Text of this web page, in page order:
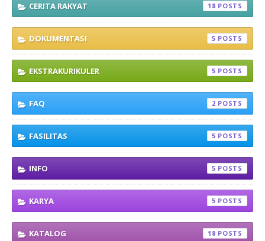
CERITA RAKYAT 18
DOKUMENTASI 5
EKSTRAKURIKULER 5
FAQ 2
FASILITAS 5
INFO 5
KARYA 5
KATALOG 18